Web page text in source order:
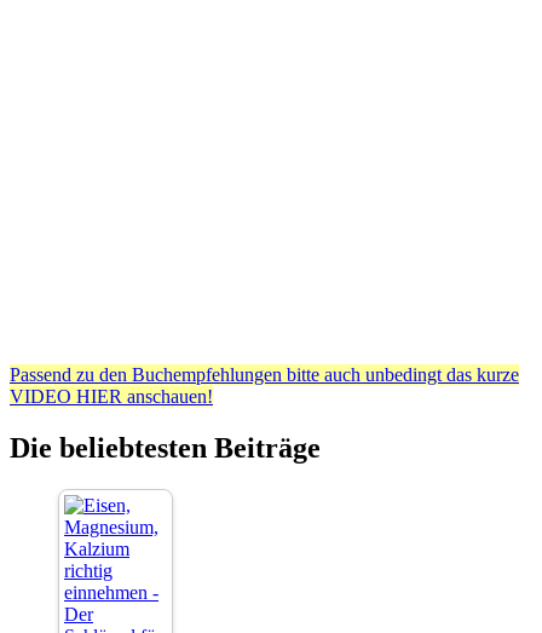
Passend zu den Buchempfehlungen bitte auch unbedingt das kurze
VIDEO HIER anschauen!
Die beliebtesten Beiträge